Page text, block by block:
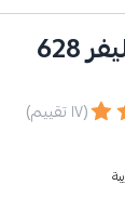
628
(١٧ تقييم)